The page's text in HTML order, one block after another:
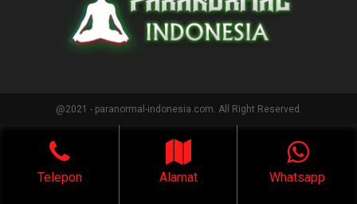
@2021 - paranormal-indonesia.com. All Right Reserved.
Telepon Alamat Whatsapp